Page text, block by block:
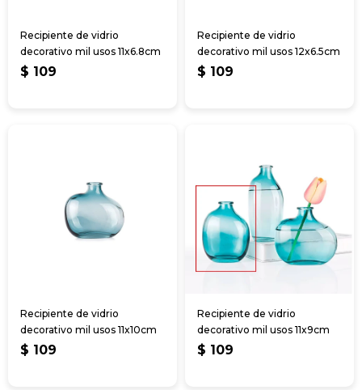
Recipiente de vidrio
decorativo mil usos 11x6.8cm
$ 109
Recipiente de vidrio
decorativo mil usos 12x6.5cm
$ 109
Recipiente de vidrio
decorativo mil usos 11x10cm
$ 109
Recipiente de vidrio
decorativo mil usos 11x9cm
$ 109